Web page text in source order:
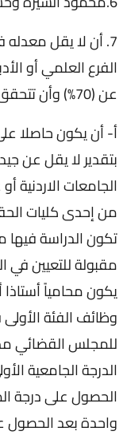
7. أن لا يقل معدله
الفرع العلمي أو
عن (70%) وأن تتحقق فيه إحدى الحالات التالية:
أ- أن يكون حاصلا
بتقدير لا يقل عن
الجامعات الاردنية
من إحدى كليات
تكون الدراسة
مقبولة للتعيين
يكون محامياً
وظائف الفئة
للمجلس القضائي
الدرجة الجامعية
الحصول على درجة
واحدة بعد الحصول